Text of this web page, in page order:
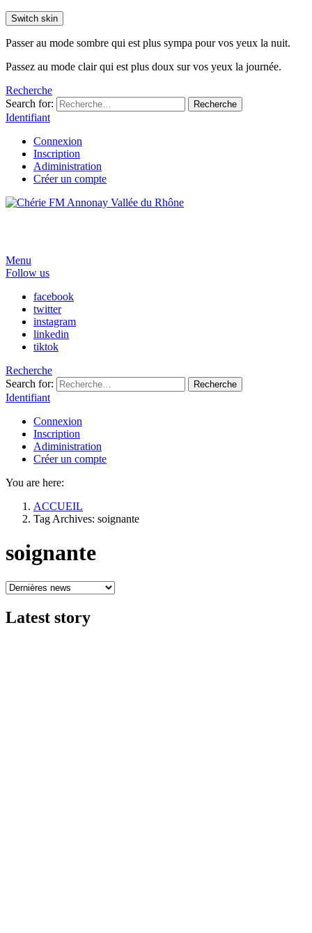
Switch skin
Passer au mode sombre qui est plus sympa pour vos yeux la nuit.
Passez au mode clair qui est plus doux sur vos yeux la journée.
Recherche
Search for:
Recherche
Identifiant
Connexion
Inscription
Adiministration
Créer un compte
Menu
Follow us
facebook
twitter
instagram
linkedin
tiktok
Recherche
Search for:
Recherche
Identifiant
Connexion
Inscription
Adiministration
Créer un compte
You are here:
ACCUEIL
Tag Archives: soignante
soignante
Latest story